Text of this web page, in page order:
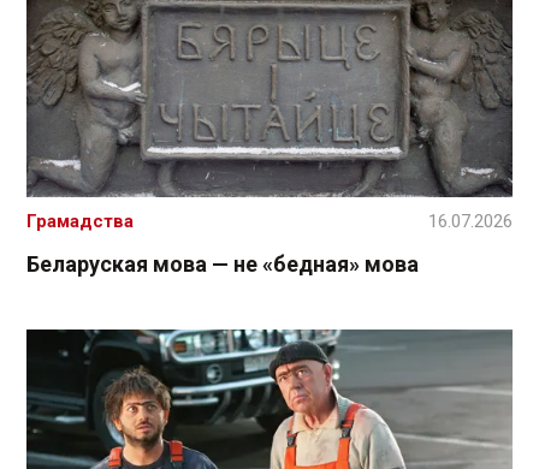
Беларуская мова — не «бедная» мова
Грамадства 16.07.2026